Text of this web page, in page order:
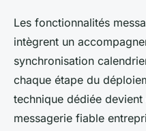
Les fonctionnalités
intègrent un
synchronisation
chaque étape du
technique dédiée
messagerie fiable